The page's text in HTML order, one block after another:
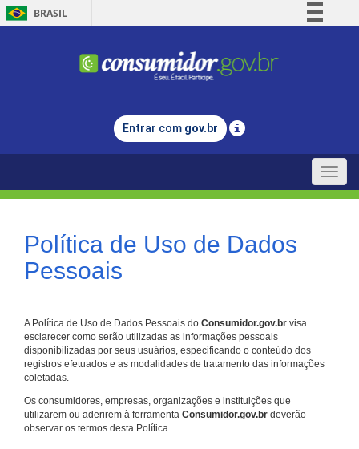
BRASIL
Comunica BR
Legislação
Entrar com gov.br
Toggle
Política de Uso de Dados
Pessoais
A Política de Uso de Dados Pessoais do Consumidor.gov.br visa
esclarecer como serão utilizadas as informações pessoais
disponibilizadas por seus usuários, especificando o conteúdo dos
registros efetuados e as modalidades de tratamento das informações
coletadas.
Os consumidores, empresas, organizações e instituições que
utilizarem ou aderirem à ferramenta Consumidor.gov.br deverão
observar os termos desta Política.